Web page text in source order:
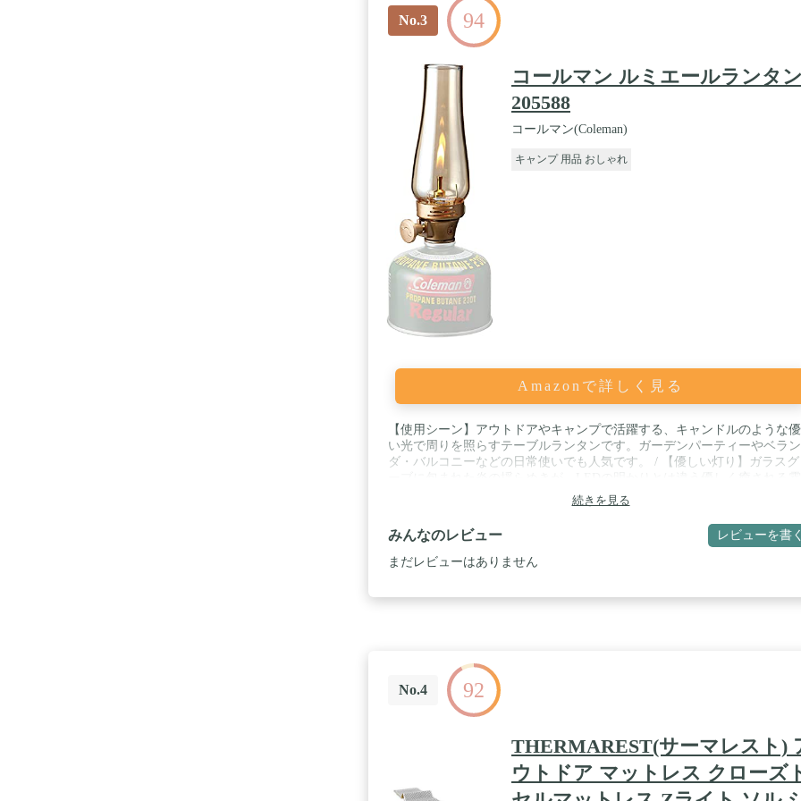
No.3 94
コールマン ルミエールランタ
205588
コールマン(Coleman)
キャンプ 用品 おしゃれ
Amazonで詳しく見る
【使用シーン】アウトドアやキャンプで活躍する、キャンドルのような
い光で周りを照らすテーブルランタンです。ガーデンパーティーやベラン
ダ・バルコニーなどの日常使いでも人気です。 / 【優しい灯り】ガラス
気を醸し出します。インテリアとしてもお部屋にマッチする秀逸なデザ
です。 / 【手軽に使える】LPガス缶をセットしてライターで点火するだけ
ですぐに使用できます。マントル（発光体）が不要なので、初心者の方
おすすめです。 / 【シンプルな操作性】つまみを左右に動かすだけで炎
節が可能です。 / 【長時間使用可能】 燃焼効率が高く、約28～38時間使
続きを見る
みんなのレビュー レビューを書
まだレビューはありません
No.4 92
THERMAREST(サーマレスト)
ウトドア マットレス クローズ